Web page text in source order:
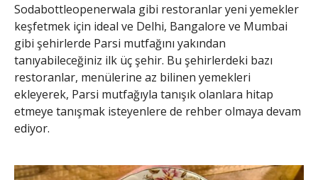
Sodabottleopenerwala gibi restoranlar yeni yemekler
keşfetmek için ideal ve Delhi, Bangalore ve Mumbai
gibi şehirlerde Parsi mutfağını yakından
tanıyabileceğiniz ilk üç şehir. Bu şehirlerdeki bazı
restoranlar, menülerine az bilinen yemekleri
ekleyerek, Parsi mutfağıyla tanışık olanlara hitap
etmeye tanışmak isteyenlere de rehber olmaya devam
ediyor.